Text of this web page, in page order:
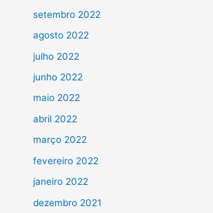
setembro 2022
agosto 2022
julho 2022
junho 2022
maio 2022
abril 2022
março 2022
fevereiro 2022
janeiro 2022
dezembro 2021